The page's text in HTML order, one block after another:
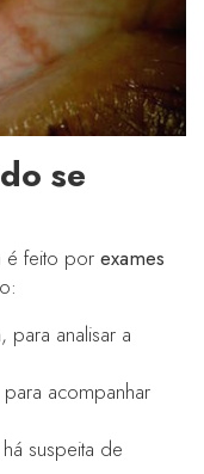
se
é feito por exames
, para analisar a
para acompanhar
suspeita de